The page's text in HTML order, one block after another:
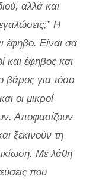
αλλά και
Η
έφηβο. Είναι σα
και έφηβος και
βάρος για τόσο
οι μικροί
Αποφασίζουν
ξεκινούν τη
Με λάθη
που